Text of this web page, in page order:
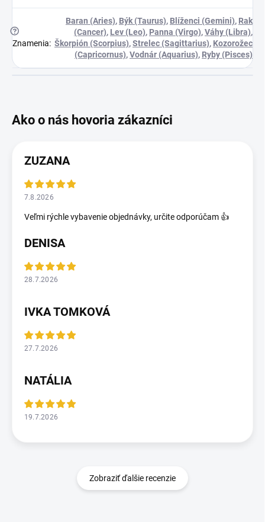
?
Znamenia:
Baran (Aries), Býk (Taurus), Blíženci (Gemini), Rak
(Cancer), Lev (Leo), Panna (Virgo),Váhy (Libra),
Škorpión (Scorpius),Strelec (Sagittarius), Kozorožec
(Capricornus),Vodnár (Aquarius), Ryby (Pisces)
ZUZANA
7.8.2026
Veľmi rýchle vybavenie objednávky, určite odporúčam 👍
DENISA
28.7.2026
IVKA TOMKOVÁ
27.7.2026
NATÁLIA
19.7.2026
Zobraziť ďalšie recenzie